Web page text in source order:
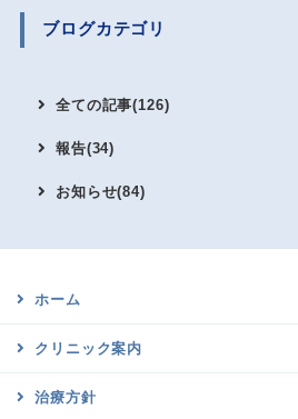
ブログカテゴリ
全ての記事(126)
報告(34)
お知らせ(84)
ホーム
クリニック案内
治療方針